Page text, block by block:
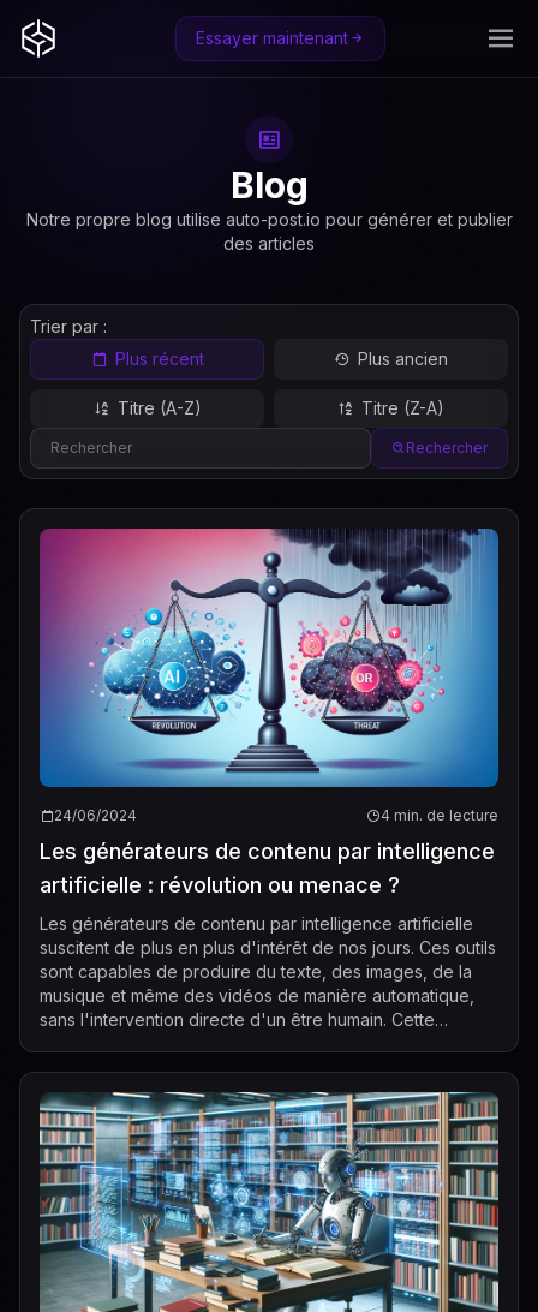
Essayer maintenant
Blog
Notre propre blog utilise auto-post.io pour générer et publier
des articles
Trier par :
Plus récent
Plus ancien
Titre (A-Z) Titre (Z-A)
Rechercher
24/06/2024 4 min. de lecture
Les générateurs de contenu par intelligence
artificielle : révolution ou menace ?
Les générateurs de contenu par intelligence artificielle
suscitent de plus en plus d'intérêt de nos jours. Ces outils
sont capables de produire du texte, des images, de la
musique et même des vidéos de manière automatique,
sans l'intervention directe d'un être humain. Cette